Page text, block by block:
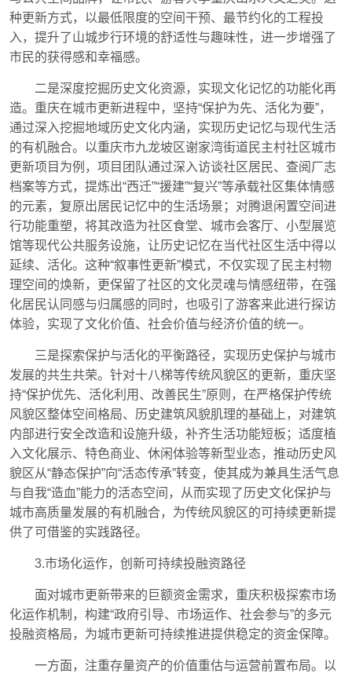
种更新方式，以最低限度的空间干预、最节约化的工程投
入，提升了山城步行环境的舒适性与趣味性，进一步增强了
市民的获得感和幸福感。
二是深度挖掘历史文化资源，实现文化记忆的功能化再
造。重庆在城市更新进程中，坚持“保护为先、活化为要”，
通过深入挖掘地域历史文化内涵，实现历史记忆与现代生活
的有机融合。以重庆市九龙坡区谢家湾街道民主村社区城市
更新项目为例，项目团队通过深入访谈社区居民、查阅厂志
档案等方式，提炼出“西迁”“援建”“复兴”等承载社区集体情感
的元素，复原出居民记忆中的生活场景；对腾退闲置空间进
行功能重塑，将其改造为社区食堂、城市会客厅、小型展览
馆等现代公共服务设施，让历史记忆在当代社区生活中得以
延续、活化。这种“叙事性更新”模式，不仅实现了民主村物
理空间的焕新，更保留了社区的文化灵魂与情感纽带，在强
化居民认同感与归属感的同时，也吸引了游客来此进行探访
体验，实现了文化价值、社会价值与经济价值的统一。
三是探索保护与活化的平衡路径，实现历史保护与城市
发展的共生共荣。针对十八梯等传统风貌区的更新，重庆坚
持“保护优先、活化利用、改善民生”原则，在严格保护传统
风貌区整体空间格局、历史建筑风貌肌理的基础上，对建筑
内部进行安全改造和设施升级，补齐生活功能短板；适度植
入文化展示、特色商业、休闲体验等新型业态，推动历史风
貌区从“静态保护”向“活态传承”转变，使其成为兼具生活气息
与自我“造血”能力的活态空间，从而实现了历史文化保护与
城市高质量发展的有机融合，为传统风貌区的可持续更新提
供了可借鉴的实践路径。
3.市场化运作，创新可持续投融资路径
面对城市更新带来的巨额资金需求，重庆积极探索市场
化运作机制，构建“政府引导、市场运作、社会参与”的多元
投融资格局，为城市更新可持续推进提供稳定的资金保障。
一方面，注重存量资产的价值重估与运营前置布局。以